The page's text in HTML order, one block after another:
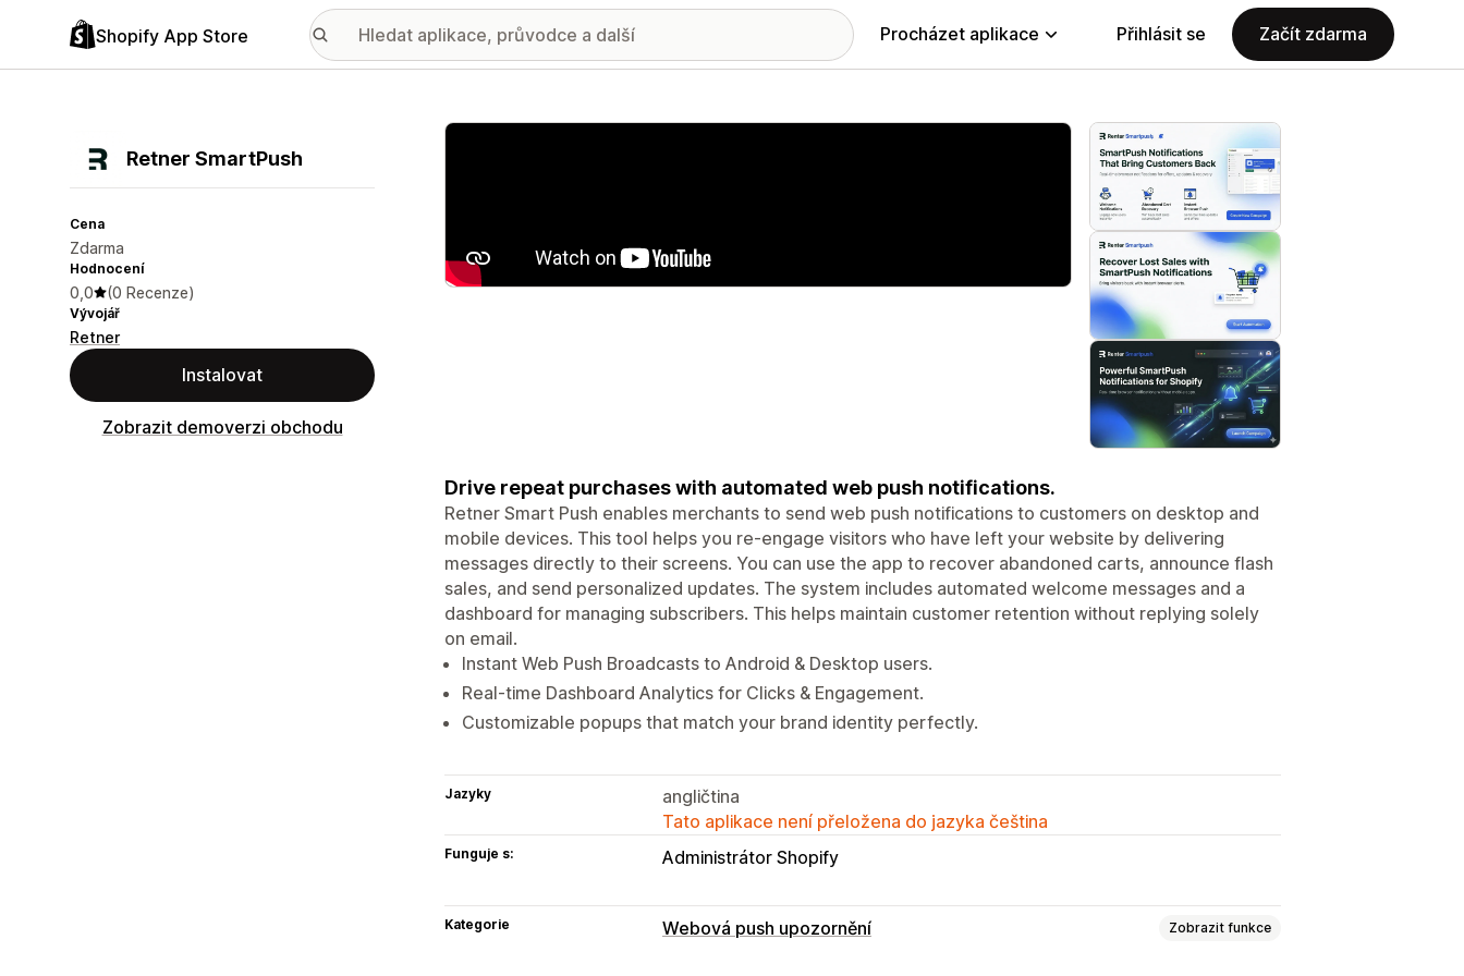
Shopify App Store Procházet aplikace Přihlásit se Začít zdarma
Retner SmartPush
Cena
Zdarma
Hodnocení
0,0 (0 Recenze)
Vývojář
Retner
Instalovat
Zobrazit demoverzi obchodu
Galerie propagovaných obrázků
Drive repeat purchases with automated web push notifications.
Retner Smart Push enables merchants to send web push notifications to customers on desktop and
mobile devices. This tool helps you re-engage visitors who have left your website by delivering
messages directly to their screens. You can use the app to recover abandoned carts, announce flash
sales, and send personalized updates. The system includes automated welcome messages and a
dashboard for managing subscribers. This helps maintain customer retention without replying solely
on email.
Instant Web Push Broadcasts to Android & Desktop users.
Real-time Dashboard Analytics for Clicks & Engagement.
Customizable popups that match your brand identity perfectly.
Jazyky
angličtina
Tato aplikace není přeložena do jazyka čeština
Funguje s: Administrátor Shopify
Kategorie Webová push upozornění Zobrazit funkce